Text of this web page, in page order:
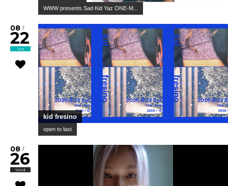
WWW presents Sad Kid Yaz ONE-M...
08 /
22
Sat
kid fresino
open to last
08 /
26
Wed